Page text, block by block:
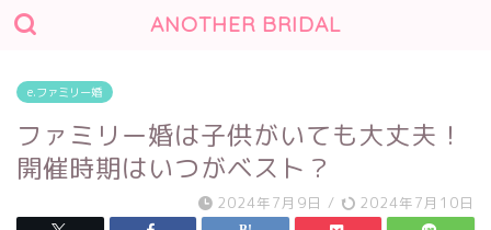
ANOTHER BRIDAL
e.ファミリー婚
ファミリー婚は子供がいても大丈夫！
開催時期はいつがベスト？
2024年7月9日 / 2024年7月10日